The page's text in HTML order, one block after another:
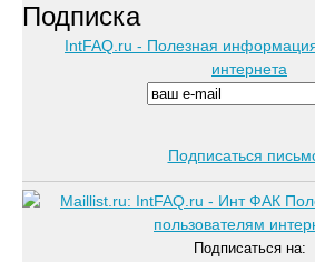
Подписка
IntFAQ.ru - Полезная
интернета
Подписаться
Подписаться на: